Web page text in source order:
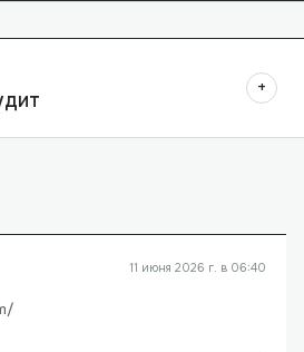
+
11 июня 2026 г. в 06:40